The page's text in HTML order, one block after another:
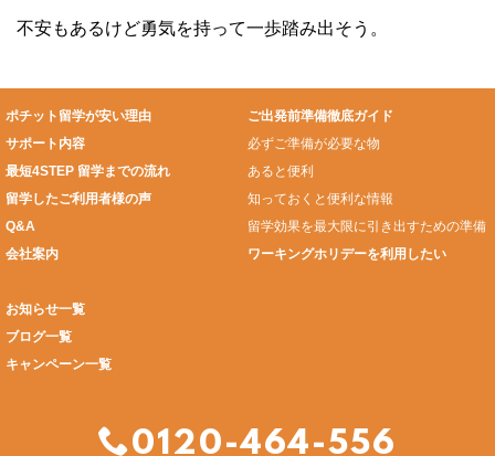
不安もあるけど勇気を持って一歩踏み出そう。
ポチット留学が安い理由
サポート内容
最短4STEP 留学までの流れ
留学したご利用者様の声
Q&A
会社案内
ご出発前準備徹底ガイド
必ずご準備が必要な物
あると便利
知っておくと便利な情報
留学効果を最大限に引き出すための準備
ワーキングホリデーを利用したい
お知らせ一覧
ブログ一覧
キャンペーン一覧
0120-464-556